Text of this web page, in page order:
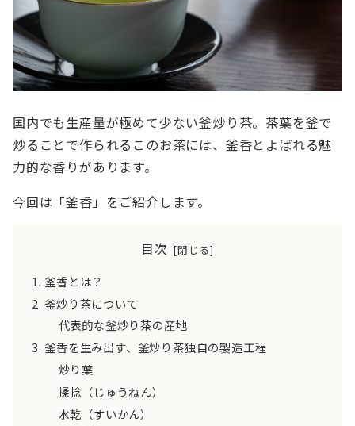
国内でも生産量が極めて少ない釜炒り茶。茶葉を釜で
炒ることで作られるこのお茶には、釜香とよばれる魅
力的な香りがあります。
今回は「釜香」をご紹介します。
目次
釜香とは？
釜炒り茶について
代表的な釜炒り茶の産地
釜香を生み出す、釜炒り茶独自の製造工程
炒り葉
揉捻（じゅうねん）
水乾（すいかん）